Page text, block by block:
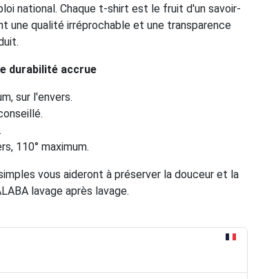
national. Chaque t-shirt est le fruit d'un savoir-
une qualité irréprochable et une transparence
durabilité accrue
sur l'envers.
110° maximum.
vous aideront à préserver la douceur et la
lavage après lavage.